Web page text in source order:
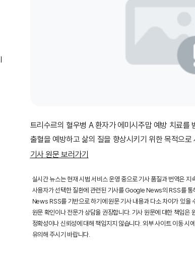
트리수르의 혈우병 A 환자가 에미시주맙 예방 치료를
출혈을 예방하고 삶의 질을 향상시키기 위한 목적으로
기사 원문 보러가기
실시간 뉴스는 현재 시범 서비스 운영 중으로 기사 품질과 번역은 지
사용자가 선택한 질환에 관련된 기사를 Google News의 RSS를
News RSS를 기반으로 하기에 원문 기사 내용과 다소 차이가 있을
원문 확인이나 전문가 상담을 권장합니다. 기사 원문에 대한 책임은
정확성이나 신뢰성에 대해 책임지지 않습니다. 외부 사이트 이동 시
유의해 주시기 바랍니다.